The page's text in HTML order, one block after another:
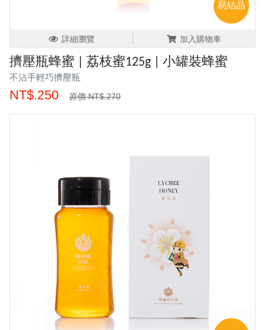
易結晶
詳細瀏覽 加入購物車
擠壓瓶蜂蜜 | 荔枝蜜125g | 小罐裝蜂蜜
不沾手輕巧擠壓瓶
NT$.250 原價 NT$.270